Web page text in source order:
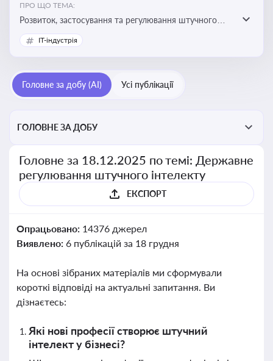
ПРО ЩО ТЕМА:
Розвиток, застосування та регулювання штучного
інтелекту в різних сферах — від управління бізнесом
до державного сектора
IT-індустрія
Головне за добу (AI) Усі публікації
ГОЛОВНЕ ЗА ДОБУ
Головне за 18.12.2025 по темі: Державне
регулювання штучного інтелекту
ЕКСПОРТ
Опрацьовано: 14376 джерел
Виявлено: 6 публікацій за 18 грудня
На основі зібраних матеріалів ми сформували
короткі відповіді на актуальні запитання. Ви
дізнаєтесь:
Які нові професії створює штучний
інтелект у бізнесі?